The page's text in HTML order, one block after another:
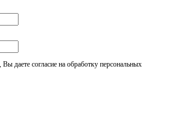
даете согласие на обработку персональных